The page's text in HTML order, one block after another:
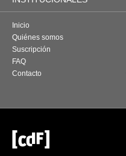
Inicio
Quiénes somos
Suscripción
FAQ
Contacto